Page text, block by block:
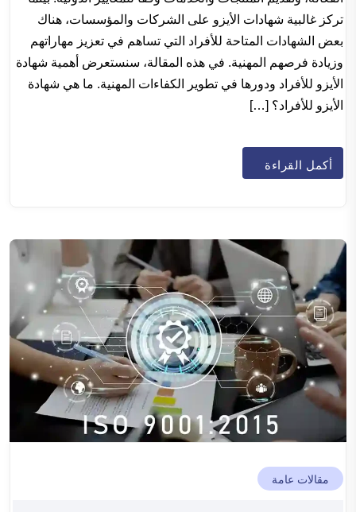
تركز غالبية شهادات الأيزو على الشركات والمؤسسات، هناك
بعض الشهادات المتاحة للأفراد التي تساهم في تعزيز مهاراتهم
وزيادة فرصهم المهنية. في هذه المقالة، سنستعرض أهمية شهادة
الأيزو للأفراد ودورها في تطوير الكفاءات المهنية. ما هي شهادة
الأيزو للأفراد؟ […]
أكمل القراءة
مقالات عامة